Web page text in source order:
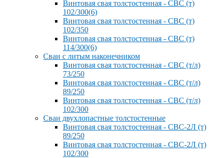
Винтовая свая толстостенная - СВС (т)
102/300(6)
Винтовая свая толстостенная - СВС (т)
102/350
Винтовая свая толстостенная - СВС (т)
114/300(6)
Сваи с литым наконечником
Винтовая свая толстостенная - СВС (т/л)
73/250
Винтовая свая толстостенная - СВС (т/л)
89/250
Винтовая свая толстостенная - СВС (т/л)
102/300
Сваи двухлопастные толстостенные
Винтовая свая толстостенная - СВС-2Л (т)
89/250
Винтовая свая толстостенная - СВС-2Л (т)
102/300